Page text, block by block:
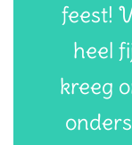
feest!
heel
kreeg